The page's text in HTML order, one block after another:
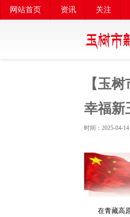
网站首页 资讯 关注
【玉
幸福新
时间：2025-04-
在青藏高原